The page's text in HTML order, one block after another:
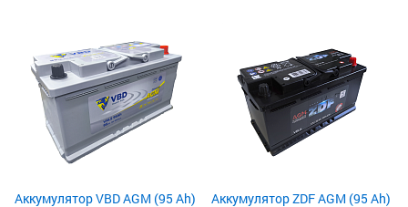
Аккумулятор VBD AGM (95 Ah)
Аккумулятор ZDF AGM (95 Ah)